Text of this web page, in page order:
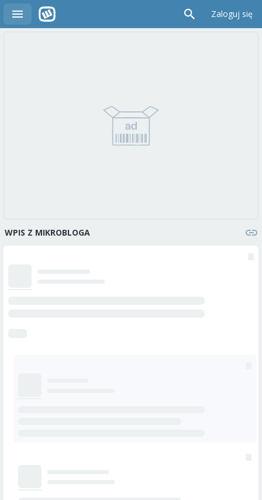
Zaloguj się
WPIS Z MIKROBLOGA